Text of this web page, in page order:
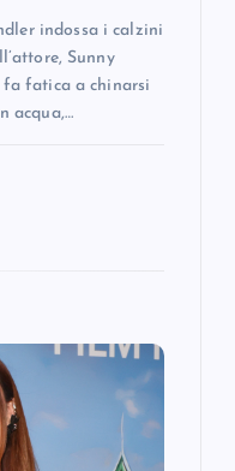
indossa i calzini
Sunny
fa fatica a chinarsi
acqua,…